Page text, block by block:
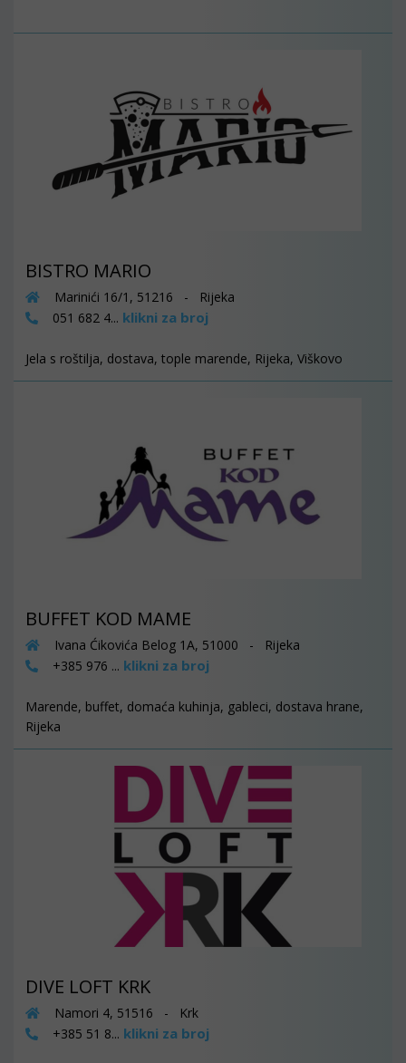
BISTRO MARIO
Marinići 16/1, 51216 - Rijeka
051 682 4... klikni za broj
Jela s roštilja, dostava, tople marende, Rijeka, Viškovo
BUFFET KOD MAME
Ivana Ćikovića Belog 1A, 51000 - Rijeka
+385 976 ... klikni za broj
Marende, buffet, domaća kuhinja, gableci, dostava hrane,
Rijeka
DIVE LOFT KRK
Namori 4, 51516 - Krk
+385 51 8... klikni za broj